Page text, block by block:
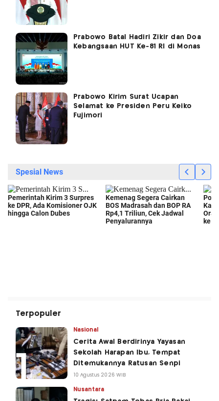
Prabowo Batal Hadiri Zikir dan Doa
Kebangsaan HUT Ke-81 RI di Monas
Prabowo Kirim Surat Ucapan
Selamat ke Presiden Peru Keiko
Fujimori
Terpopuler
Nasional
Cerita Awal Berdirinya Yayasan
Sekolah Harapan Ibu, Tempat
Ditemukannya Ratusan Senpi
10 Agustus 2026 WIB
Nusantara